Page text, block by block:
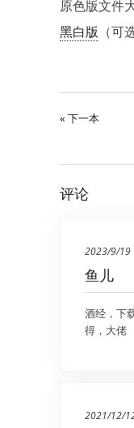
原色版文件
黑白版 （
« 下一本
评论
2023/9/19
鱼儿
酒经，下
得，大佬
2021/12/